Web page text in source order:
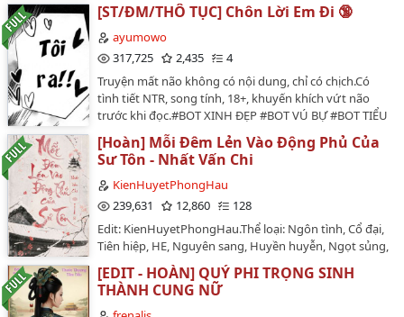
[ST/ĐM/THÔ TỤC] Chôn Lời Em Đi 🔞
ayumowo
317,725
2,435
4
Truyện mất não không có nội dung, chỉ có chịch.Có
tình tiết NTR, song tính, 18+, khuyến khích vứt não
trước khi đọc.#BOT XINH ĐẸP #BOT VÚ BỰ #BOT TIỂU
TAM #BOT SIÊU DÂM #TOP ĐẸP TRAI # TOP CẶC BỰ
#TOP NGOẠI TÌNH # TOP DÂM NỐT…
[Hoàn] Mỗi Đêm Lẻn Vào Động Phủ Của
Sư Tôn - Nhất Vấn Chi
KienHuyetPhongHau
239,631
12,860
128
Edit: KienHuyetPhongHau.Thể loại: Ngôn tình, Cổ đại,
Tiên hiệp, HE, Nguyên sang, Huyền huyễn, Ngọt sủng,
Xuyên thư, Hài hước.Tình trạng raw: 110 Chương
[Hoàn]Số chương: 110 chương + Ngoại truyệnVăn án :
Ở đây không đủ để giới thiệu, mn vô trong đọc cho
[EDIT - HOÀN] QUÝ PHI TRỌNG SINH
THÀNH CUNG NỮ